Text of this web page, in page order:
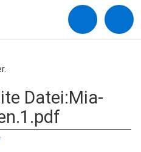
Datei:Mia-